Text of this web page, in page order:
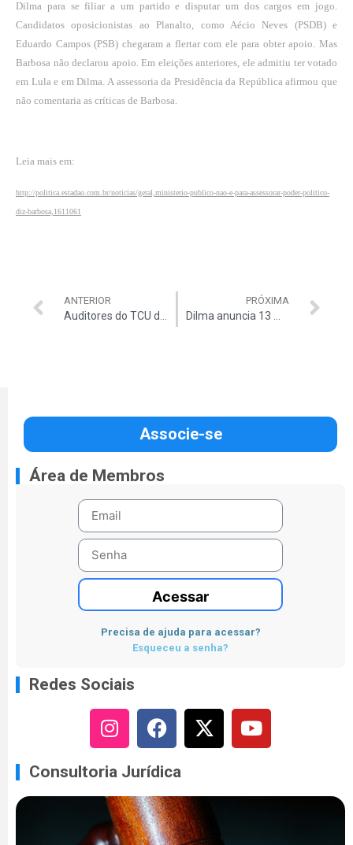
Dilma para se filiar a um partido e disputar um dos cargos em jogo.
Candidatos oposicionistas ao Planalto, como Aécio Neves (PSDB) e
Eduardo Campos (PSB) chegaram a flertar com ele para obter apoio. Mas
Barbosa não declarou apoio. Em eleições anteriores, ele admitiu ter votado
em Lula e em Dilma. A assessoria da Presidência da República afirmou que
não comentaria as críticas de Barbosa.
Leia mais em:
http://politica.estadao.com.br/noticias/geral,ministerio-publico-nao-e-para-assessorar-poder-politico-
diz-barbosa,1611061
ANTERIOR
Auditores do TCU descobrem mais desvios
PRÓXIMA
Dilma anuncia 13 Ministros. Faltam 22
Associe-se
Área de Membros
Acessar
Precisa de ajuda para acessar?
Esqueceu a senha?
Redes Sociais
Consultoria Jurídica